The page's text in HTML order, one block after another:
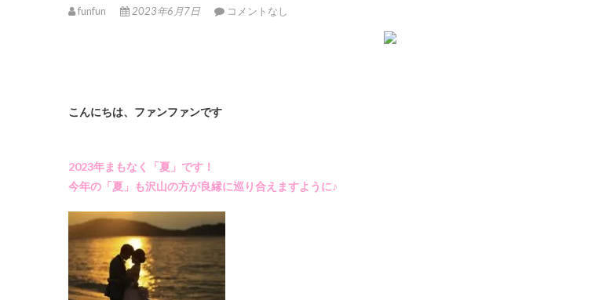
funfun 2023年6月7日 コメントなし
こんにちは、ファンファンです
2023年まもなく「夏」です！
今年の「夏」も沢山の方が良縁に巡り合えますように♪